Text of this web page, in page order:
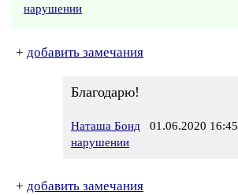
нарушении
+ добавить замечания
Благодарю!
Наташа Бонд 01.06.2020 16:45
нарушении
+ добавить замечания